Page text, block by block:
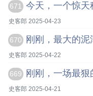
671 今天，一个惊天
史客郎 2025-04-23
670 刚刚，最大的
史客郎 2025-04-22
669 刚刚，一场最
史客郎 2025-04-21